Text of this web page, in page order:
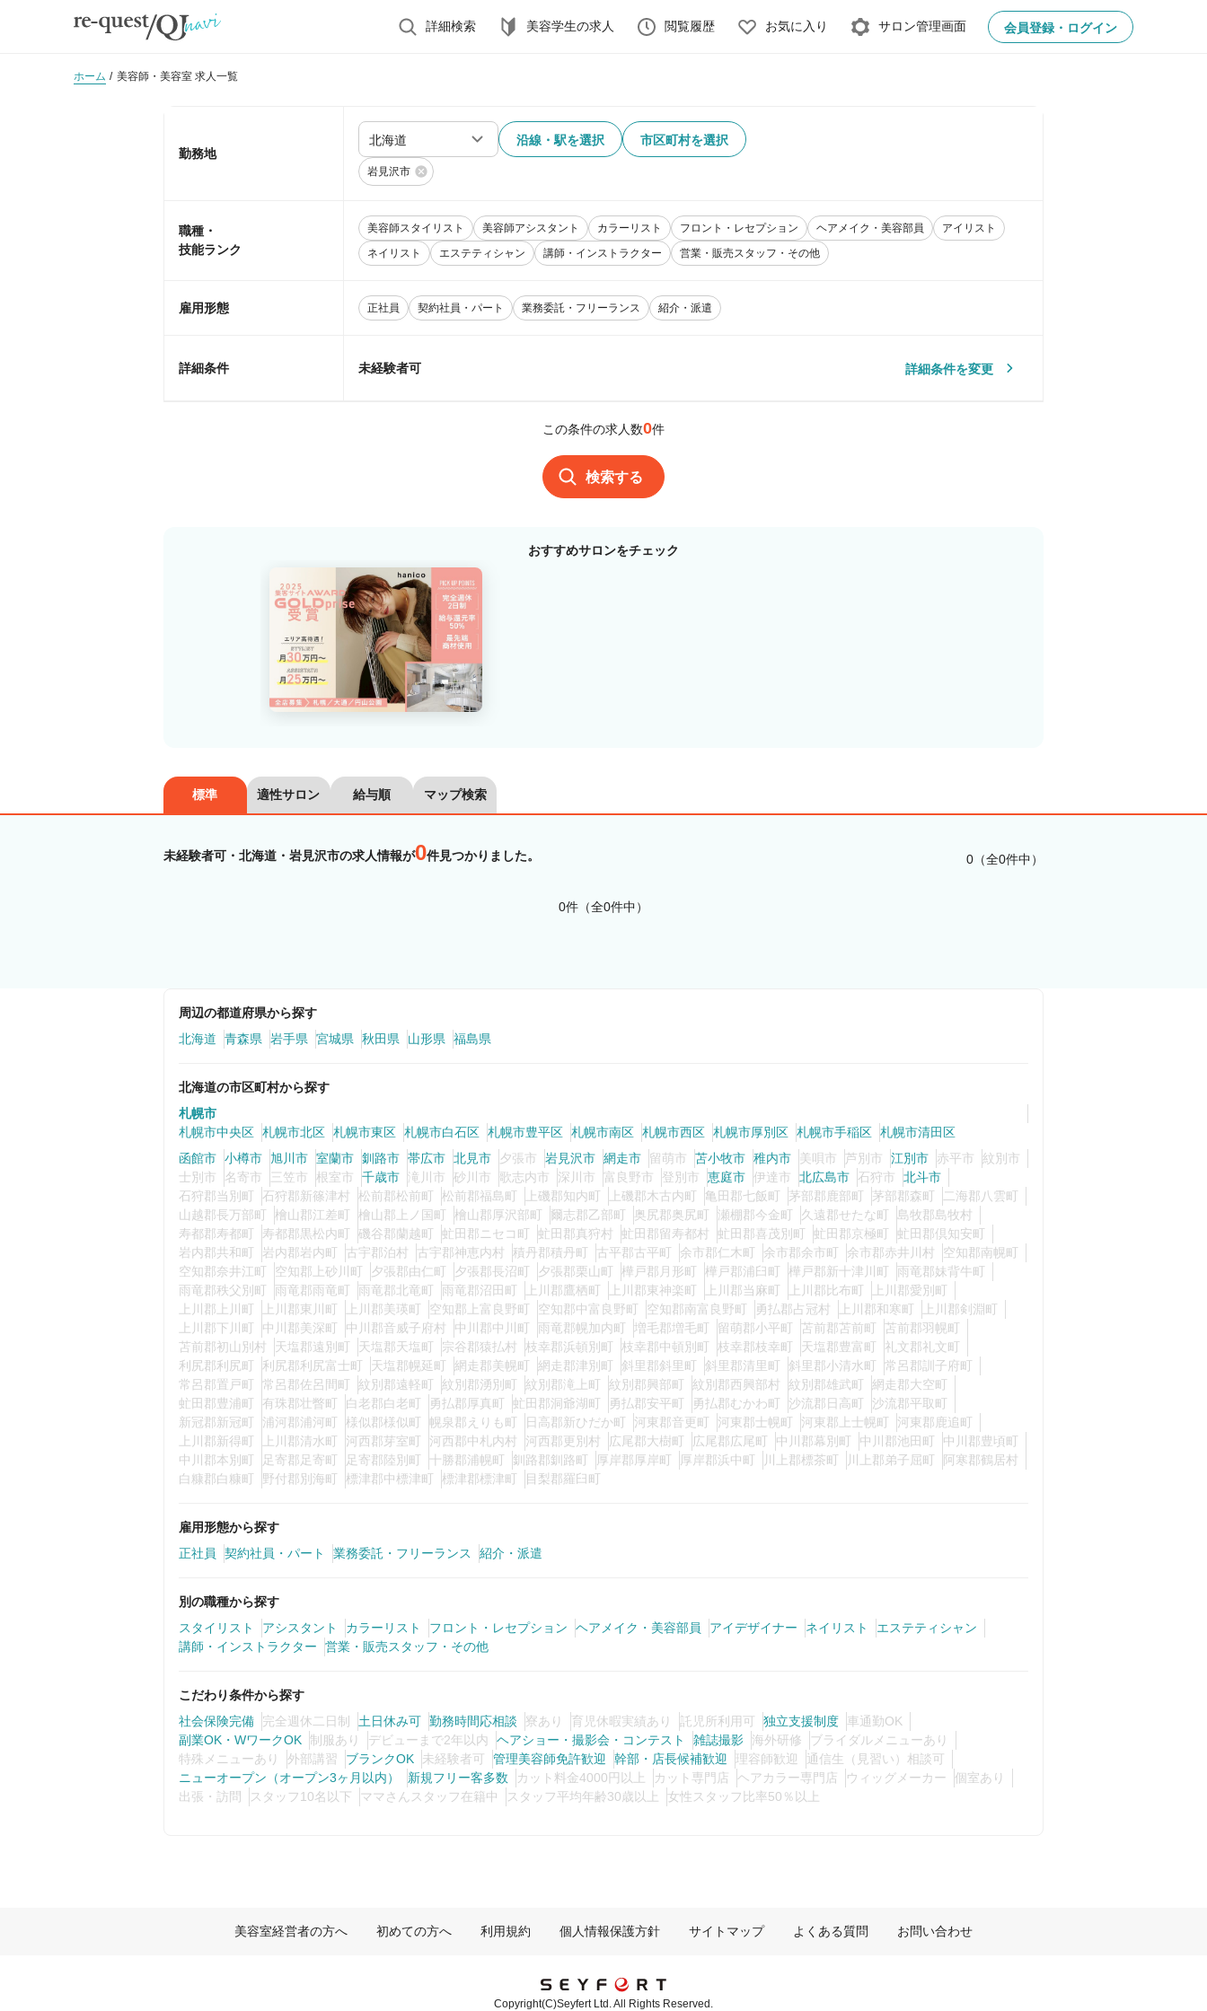
詳細検索 美容学生の求人 閲覧履歴 お気に入り サロン管理画面 会員登録・ログイン
ホーム 美容師・美容室 求人一覧
勤務地
沿線・駅を選択 市区町村を選択
岩見沢市
職種・
技能ランク
美容師スタイリスト 美容師アシスタント カラーリスト フロント・レセプション ヘアメイク・美容部員
アイリスト
ネイリスト
エステティシャン 講師・インストラクター 営業・販売スタッフ・その他
雇用形態 正社員 契約社員・パート 業務委託・フリーランス 紹介・派遣
詳細条件 未経験者可 詳細条件を変更
この条件の求人数0件
検索する
おすすめサロンをチェック
標準 適性サロン 給与順 マップ検索
未経験者可・北海道・岩見沢市の求人情報が0件見つかりました。 0（全0件中）
0件（全0件中）
周辺の都道府県から探す
北海道
青森県 岩手県 宮城県 秋田県 山形県 福島県
北海道の市区町村から探す
札幌市
札幌市中央区 札幌市北区 札幌市東区 札幌市白石区 札幌市豊平区 札幌市南区 札幌市西区 札幌市厚別区 札幌市手稲区 札幌市清田区
函館市 小樽市 旭川市 室蘭市 釧路市 帯広市 北見市 夕張市 岩見沢市 網走市 留萌市 苫小牧市 稚内市 美唄市 芦別市 江別市 赤平市
紋別市
士別市
名寄市 三笠市 根室市 千歳市 滝川市 砂川市 歌志内市 深川市 富良野市 登別市 恵庭市 伊達市 北広島市 石狩市
北斗市
石狩郡当別町
石狩郡新篠津村 松前郡松前町 松前郡福島町 上磯郡知内町 上磯郡木古内町 亀田郡七飯町 茅部郡鹿部町 茅部郡森町
二海郡八雲町
山越郡長万部町
檜山郡江差町 檜山郡上ノ国町 檜山郡厚沢部町 爾志郡乙部町 奥尻郡奥尻町 瀬棚郡今金町 久遠郡せたな町
島牧郡島牧村
寿都郡寿都町
寿都郡黒松内町 磯谷郡蘭越町 虻田郡ニセコ町 虻田郡真狩村 虻田郡留寿都村 虻田郡喜茂別町 虻田郡京極町
虻田郡倶知安町
岩内郡共和町
岩内郡岩内町 古宇郡泊村 古宇郡神恵内村 積丹郡積丹町 古平郡古平町 余市郡仁木町 余市郡余市町 余市郡赤井川村
空知郡南幌町
空知郡奈井江町
空知郡上砂川町 夕張郡由仁町 夕張郡長沼町 夕張郡栗山町 樺戸郡月形町 樺戸郡浦臼町 樺戸郡新十津川町
雨竜郡妹背牛町
雨竜郡秩父別町
雨竜郡雨竜町 雨竜郡北竜町 雨竜郡沼田町 上川郡鷹栖町 上川郡東神楽町 上川郡当麻町 上川郡比布町
上川郡愛別町
上川郡上川町
上川郡東川町 上川郡美瑛町 空知郡上富良野町 空知郡中富良野町 空知郡南富良野町 勇払郡占冠村 上川郡和寒町
上川郡剣淵町
上川郡下川町
中川郡美深町 中川郡音威子府村 中川郡中川町 雨竜郡幌加内町 増毛郡増毛町 留萌郡小平町 苫前郡苫前町
苫前郡羽幌町
苫前郡初山別村
天塩郡遠別町 天塩郡天塩町 宗谷郡猿払村 枝幸郡浜頓別町 枝幸郡中頓別町 枝幸郡枝幸町 天塩郡豊富町
礼文郡礼文町
利尻郡利尻町
利尻郡利尻富士町 天塩郡幌延町 網走郡美幌町 網走郡津別町 斜里郡斜里町 斜里郡清里町 斜里郡小清水町
常呂郡訓子府町
常呂郡置戸町
常呂郡佐呂間町 紋別郡遠軽町 紋別郡湧別町 紋別郡滝上町 紋別郡興部町 紋別郡西興部村 紋別郡雄武町
網走郡大空町
虻田郡豊浦町
有珠郡壮瞥町 白老郡白老町 勇払郡厚真町 虻田郡洞爺湖町 勇払郡安平町 勇払郡むかわ町 沙流郡日高町
沙流郡平取町
新冠郡新冠町
浦河郡浦河町 様似郡様似町 幌泉郡えりも町 日高郡新ひだか町 河東郡音更町 河東郡士幌町 河東郡上士幌町
河東郡鹿追町
上川郡新得町
上川郡清水町 河西郡芽室町 河西郡中札内村 河西郡更別村 広尾郡大樹町 広尾郡広尾町 中川郡幕別町 中川郡池田町
中川郡豊頃町
中川郡本別町
足寄郡足寄町 足寄郡陸別町 十勝郡浦幌町 釧路郡釧路町 厚岸郡厚岸町 厚岸郡浜中町 川上郡標茶町 川上郡弟子屈町
阿寒郡鶴居村
白糠郡白糠町
野付郡別海町 標津郡中標津町 標津郡標津町 目梨郡羅臼町
雇用形態から探す
正社員
契約社員・パート 業務委託・フリーランス 紹介・派遣
別の職種から探す
スタイリスト
アシスタント カラーリスト フロント・レセプション ヘアメイク・美容部員 アイデザイナー ネイリスト
エステティシャン
講師・インストラクター
営業・販売スタッフ・その他
こだわり条件から探す
社会保険完備
完全週休二日制 土日休み可 勤務時間応相談 寮あり 育児休暇実績あり 託児所利用可 独立支援制度 車通勤OK
副業OK・WワークOK 制服あり デビューまで2年以内 ヘアショー・撮影会・コンテスト 雑誌撮影 海外研修
ブライダルメニューあり
特殊メニューあり
外部講習 ブランクOK 未経験者可 管理美容師免許歓迎 幹部・店長候補歓迎 理容師歓迎
通信生（見習い）相談可
ニューオープン（オープン3ヶ月以内）
新規フリー客多数 カット料金4000円以上 カット専門店 ヘアカラー専門店 ウィッグメーカー
個室あり
出張・訪問
スタッフ10名以下 ママさんスタッフ在籍中 スタッフ平均年齢30歳以上 女性スタッフ比率50％以上
美容室経営者の方へ 初めての方へ 利用規約 個人情報保護方針 サイトマップ よくある質問 お問い合わせ
Copyright(C)Seyfert Ltd. All Rights Reserved.